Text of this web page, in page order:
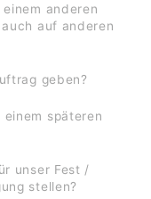
anderen
auf anderen
geben?
einem späteren
unser Fest /
stellen?